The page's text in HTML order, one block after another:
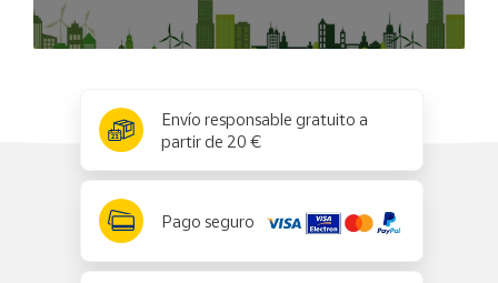
Envío responsable gratuito a
partir de 20 €
Pago seguro